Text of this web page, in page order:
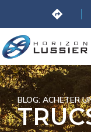
BLOG: ACHETER